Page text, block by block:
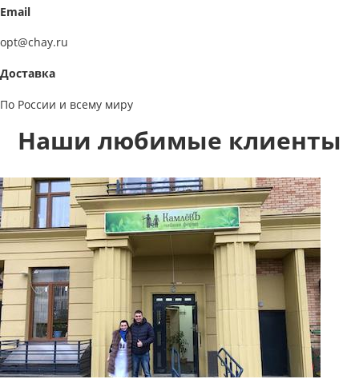
Email
opt@chay.ru
Доставка
По России и всему миру
Наши любимые клиенты